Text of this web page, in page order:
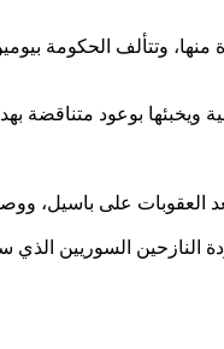
أمور يجب تحديد معايير واضحة لكل
ويخبئها بوعود متناقضة
العقوبات على باسيل،
الذي سيعقد في دمشق